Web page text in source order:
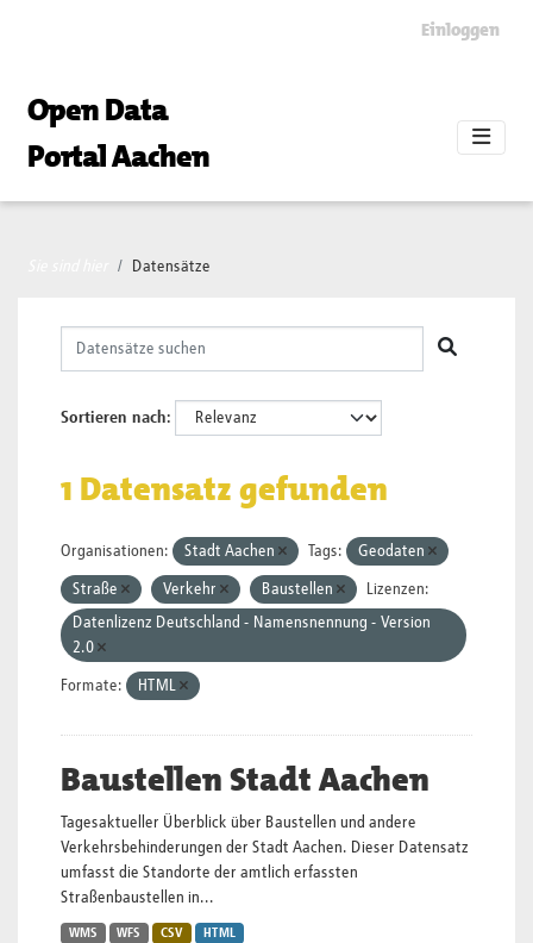
Einloggen
Open Data
Portal Aachen
Datensätze
Sortieren nach
1 Datensatz gefunden
Organisationen: Stadt Aachen Tags: Geodaten
Straße Verkehr Baustellen
Lizenzen:
Datenlizenz Deutschland - Namensnennung - Version
2.0
Formate: HTML
Baustellen Stadt Aachen
Tagesaktueller Überblick über Baustellen und andere
Verkehrsbehinderungen der Stadt Aachen. Dieser Datensatz
umfasst die Standorte der amtlich erfassten
Straßenbaustellen in...
WMS WFS CSV HTML